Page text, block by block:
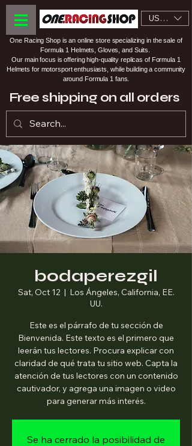
USD ($)
One Racing Shop is an online store specializing in the sale of
Formula 1 Helmets, Gloves, and Suits.
Our main focus is offering high-quality replicas of Formula 1
Helmets for motorsport enthusiasts, while building a community
around Formula 1 fans.
Free shipping on all orders
bodaperezgil
Sat, Oct 12
  |
Los Ángeles, California, EE.
UU.
Este es el párrafo de tu sección de
Bienvenida. Este texto es el primero que
leerán tus lectores. Procura explicar con
claridad de qué trata tu sitio web. Capta la
atención de tus lectores con un contenido
cautivador, y agrega una imagen o video
para generar más interés.
Se ha cerrado la posibilidad de